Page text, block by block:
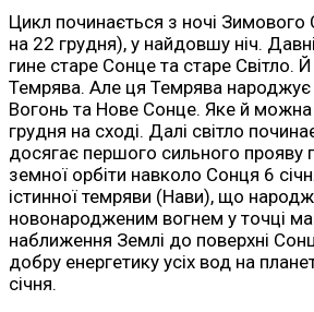
Цикл починається з ночі Зимового
на 22 грудня), у найдовшу ніч.
гине старе Сонце та старе Світло. Й
Темрява. Але ця Темрява народжує
Вогонь та Нове Сонце. Яке й
грудня на сході. Далі світло
досягає першого сильного прояву
земної орбіти навколо Сонця 6
істинної темряви (Нави), що
новонародженим вогнем у точці
наближення Землі до поверхні
добру енергетику усіх вод на
січня.